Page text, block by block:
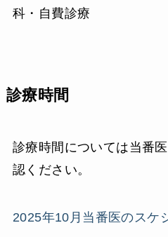
科・自費診療
診療時間
診療時間については当番
認ください。
2025年10月当番医のスケ